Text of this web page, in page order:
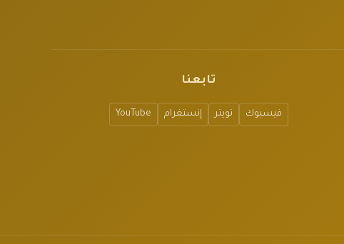
تابعنا
فيسبوك تويتر إنستغرام YouTube